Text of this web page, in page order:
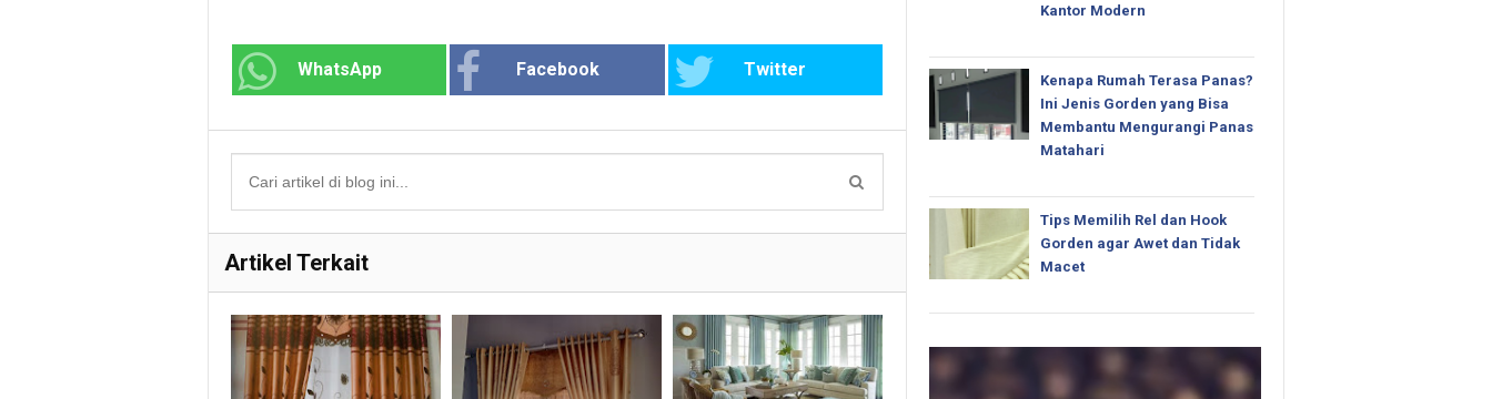
WhatsApp Facebook Twitter
Artikel Terkait
Kantor Modern
Kenapa Rumah Terasa Panas?
Ini Jenis Gorden yang Bisa
Membantu Mengurangi Panas
Matahari
Tips Memilih Rel dan Hook
Gorden agar Awet dan Tidak
Macet